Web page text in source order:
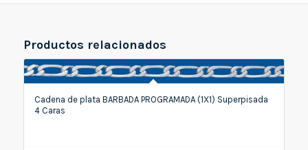
Productos relacionados
Cadena de plata BARBADA PROGRAMADA (1X1) Superpisada
4 Caras